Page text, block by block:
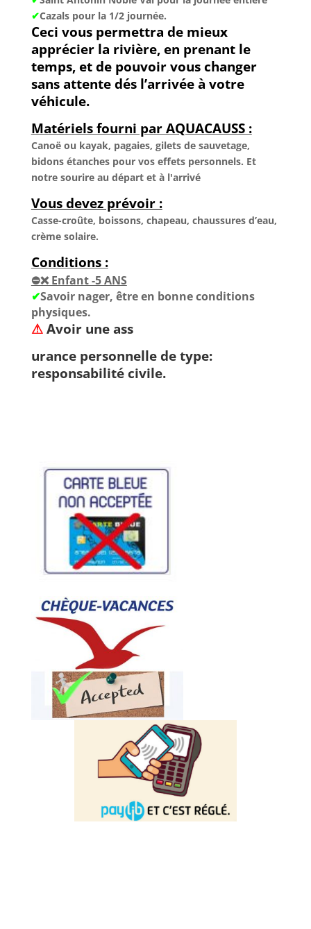
✔Cazals pour la 1/2 journée.
Ceci vous permettra de mieux
apprécier la rivière, en prenant le
temps, et de pouvoir vous changer
sans attente dés l’arrivée à votre
véhicule.
Matériels fourni par AQUACAUSS :
Canoë ou kayak, pagaies, gilets de sauvetage,
bidons étanches pour vos effets personnels. Et
notre sourire au départ et à l'arrivé
Vous devez prévoir :
Casse-croûte, boissons, chapeau, chaussures d’eau,
crème solaire.
Conditions :
⛔❌ Enfant -5 ANS
✔Savoir nager, être en bonne conditions
physiques.
⚠ Avoir une ass
urance personnelle de type:
responsabilité civile.